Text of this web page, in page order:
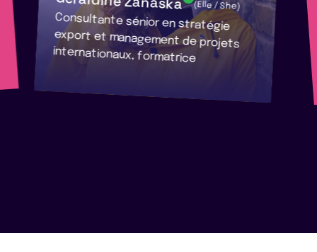
(Elle / She)
Consultante sénior en stratégie
export et management de projets
internationaux, formatrice